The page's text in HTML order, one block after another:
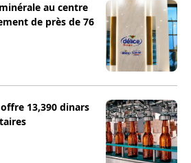
au centre
de près de 76
offre 13,390 dinars